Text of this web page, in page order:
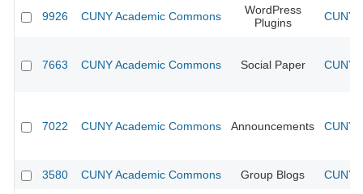
9926 CUNY Academic Commons
WordPress
Plugins
CUNY
7663 CUNY Academic Commons Social Paper CUNY
7022 CUNY Academic Commons Announcements CUNY
3580 CUNY Academic Commons Group Blogs CUNY